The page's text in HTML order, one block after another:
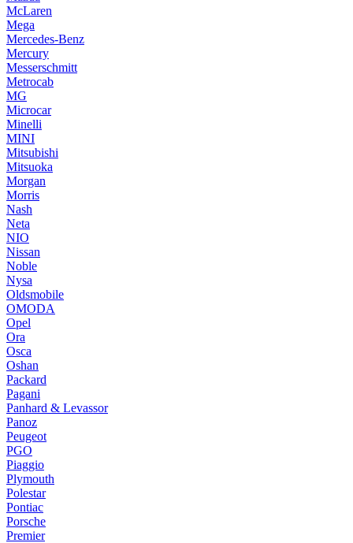
McLaren
Mega
Mercedes-Benz
Mercury
Messerschmitt
Metrocab
MG
Microcar
Minelli
MINI
Mitsubishi
Mitsuoka
Morgan
Morris
Nash
Neta
NIO
Nissan
Noble
Nysa
Oldsmobile
OMODA
Opel
Ora
Osca
Oshan
Packard
Pagani
Panhard & Levassor
Panoz
Peugeot
PGO
Piaggio
Plymouth
Polestar
Pontiac
Porsche
Premier